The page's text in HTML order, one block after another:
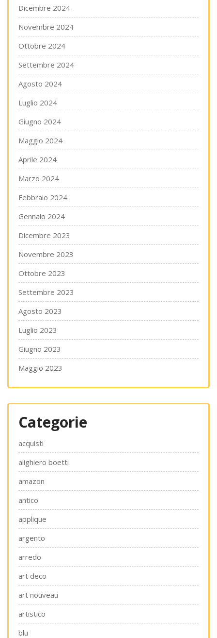
Dicembre 2024
Novembre 2024
Ottobre 2024
Settembre 2024
Agosto 2024
Luglio 2024
Giugno 2024
Maggio 2024
Aprile 2024
Marzo 2024
Febbraio 2024
Gennaio 2024
Dicembre 2023
Novembre 2023
Ottobre 2023
Settembre 2023
Agosto 2023
Luglio 2023
Giugno 2023
Maggio 2023
Categorie
acquisti
alighiero boetti
amazon
antico
applique
argento
arredo
art deco
art nouveau
artistico
blu